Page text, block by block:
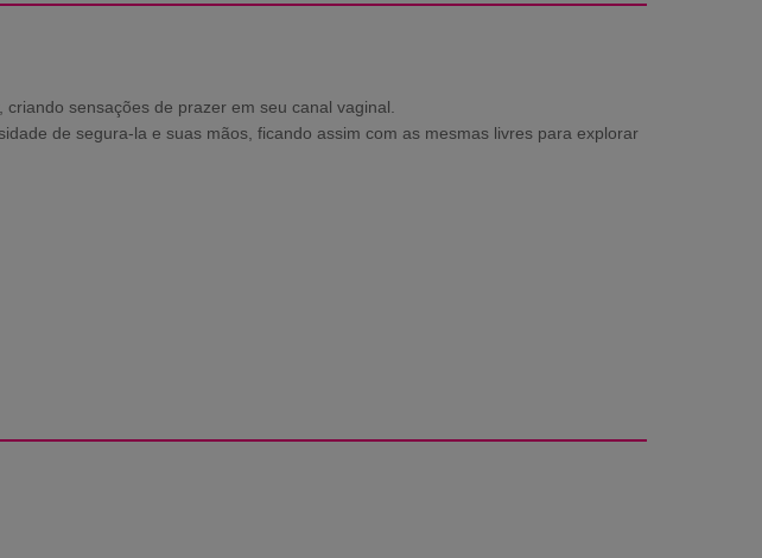
sensações de prazer em seu canal vaginal.
de segura-la e suas mãos, ficando assim com as mesmas livres para explorar